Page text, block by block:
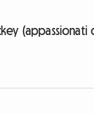
(appassionati